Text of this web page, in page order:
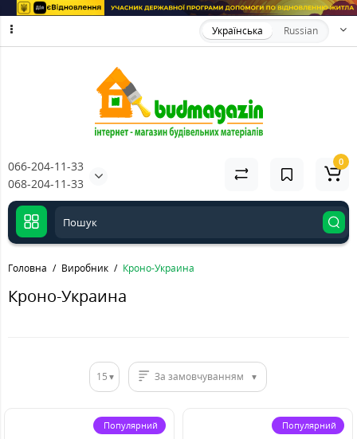
Українська Russian
066-204-11-33
068-204-11-33
0
Головна Виробник Кроно-Украина
Кроно-Украина
15 За замовчуванням
Популярний Популярний